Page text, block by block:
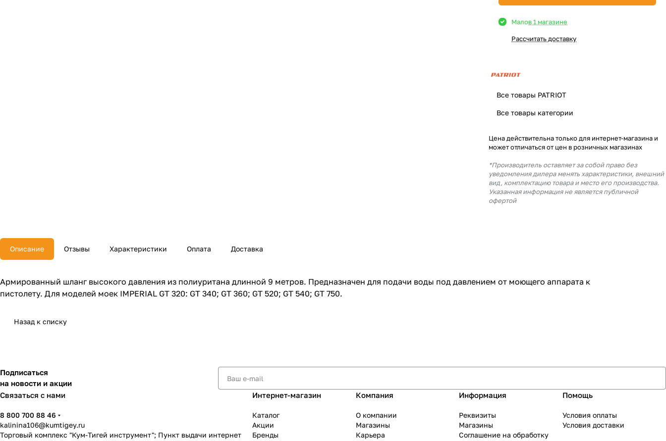
Малов 1 магазине
Рассчитать доставку
Все товары PATRIOT
Все товары категории
Цена действительна только для интернет-магазина и
может отличаться от цен в розничных магазинах
*Производитель оставляет за собой право без
уведомления дилера менять характеристики, внешний
вид, комплектацию товара и место его производства.
Указанная информация не является публичной
офертой
Описание Отзывы Характеристики Оплата Доставка
Армированный шланг высокого давления из полиуритана длинной 9 метров. Предназначен для подачи воды под давлением от моющего аппарата к
пистолету. Для моделей моек IMPERIAL GT 320: GT 340; GT 360; GT 520; GT 540; GT 750.
Назад к списку
Подписаться
на новости и акции
Связаться с нами
8 800 700 88 46
kalinina106@kumtigey.ru
Торговый комплекс "Кум-Тигей инструмент"; Пункт выдачи интернет
Интернет-магазин
Каталог
Акции
Бренды
Компания
О компании
Магазины
Карьера
Информация
Реквизиты
Магазины
Соглашение на обработку
Помощь
Условия оплаты
Условия доставки
раз в 2 недели